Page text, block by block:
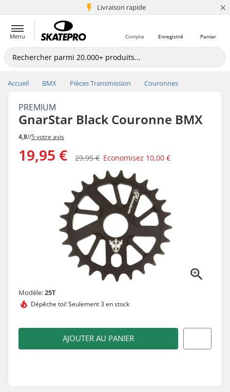
Livraison rapide
+5 mio de clients ×
Menu Panier
Enregistré
Compte
Accueil BMX Pièces Transmission Couronnes
PREMIUM
GnarStar Black Couronne BMX
4,8//5 votre avis
19,95 € 29,95 € Economisez 10,00 €
Modèle:25T
Dépêche toi!Seulement 3 en stock
AJOUTER AU PANIER